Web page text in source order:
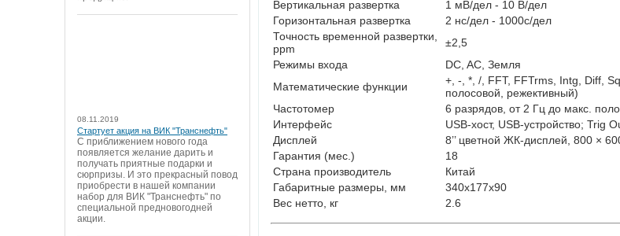
08.11.2019
Стартует акция на ВИК "Транснефть"
С приближением нового года
появляется желание дарить и
получать приятные подарки и
сюрпризы. И это прекрасный повод
приобрести в нашей компании
набор для ВИК "Транснефть" по
специальной предновогодней
акции.
Вертикальная развертка
1 мВ/дел - 10 В/дел
Горизонтальная развертка
2 нс/дел - 1000с/дел
Точность временной развертки,
ppm
±2,5
Режимы входа
DC, AC, Земля
Математические функции
+, -, *, /, FFT, FFTrms, Intg, Diff,
полосовой, режективный)
Частотомер
6 разрядов, от 2 Гц до макс.
Интерфейс
USB-хост, USB-устройство; Trig
Дисплей
8’’ цветной ЖК-дисплей, 800 ×
Гарантия (мес.)
18
Страна производитель
Китай
Габаритные размеры, мм
340х177х90
Вес нетто, кг
2.6